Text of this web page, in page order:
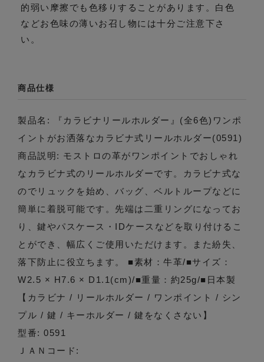
的弱い摩擦でも色移りすることがあります。白色
などお色味の薄いお召し物には十分ご注意下さ
い。
商品仕様
製品名: 『カラビナリールホルダー』(全6色)ワンポ
イントがお洒落なカラビナ式リールホルダー(0591)
商品説明: モストロの革がワンポイントでおしゃれ
なカラビナ式のリールホルダーです。カラビナ式な
のでリュックを始め、バッグ、ベルトループなどに
簡単に着脱可能です。先端は二重リングになってお
り、鍵やパスケース・IDケースなどを取り付けるこ
とができ、幅広くご使用いただけます。また紛失、
落下防止に役立ちます。 ■素材：牛革/■サイズ：
W2.5 × H7.6 × D1.1(cm)/■重量：約25g/■日本製
【カラビナ / リールホルダー / ワンポイント / シン
プル / 鍵 / キーホルダー / 鍵をなくさない】
型番: 0591
ＪＡＮコード: